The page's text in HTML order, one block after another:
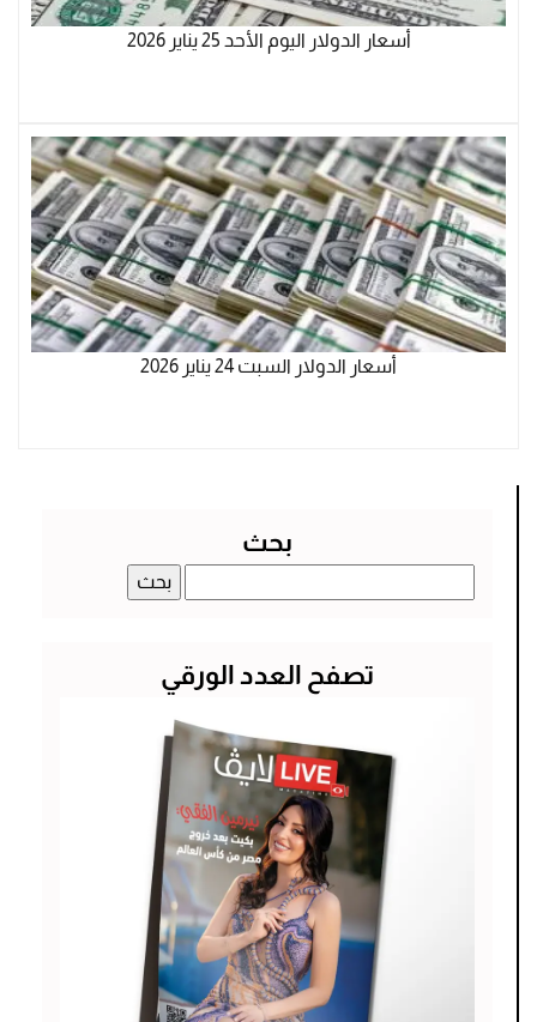
أسعار الدولار اليوم الأحد 25 يناير 2026
أسعار الدولار السبت 24 يناير 2026
بحث
عن:
تصفح العدد الورقي